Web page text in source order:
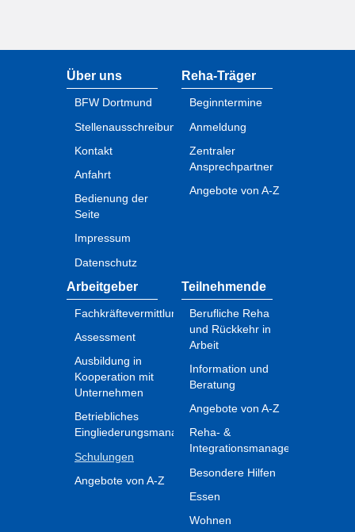
Über uns
BFW Dortmund
Stellenausschreibungen
Kontakt
Anfahrt
Bedienung der
Seite
Impressum
Datenschutz
Reha-Träger
Beginntermine
Anmeldung
Zentraler
Ansprechpartner
Angebote von A-Z
Arbeitgeber
Fachkräftevermittlung
Assessment
Ausbildung in
Kooperation mit
Unternehmen
Betriebliches
Eingliederungsmanagement
Schulungen
Angebote von A-Z
Teilnehmende
Berufliche Reha
und Rückkehr in
Arbeit
Information und
Beratung
Angebote von A-Z
Reha- &
Integrationsmanagement
Besondere Hilfen
Essen
Wohnen